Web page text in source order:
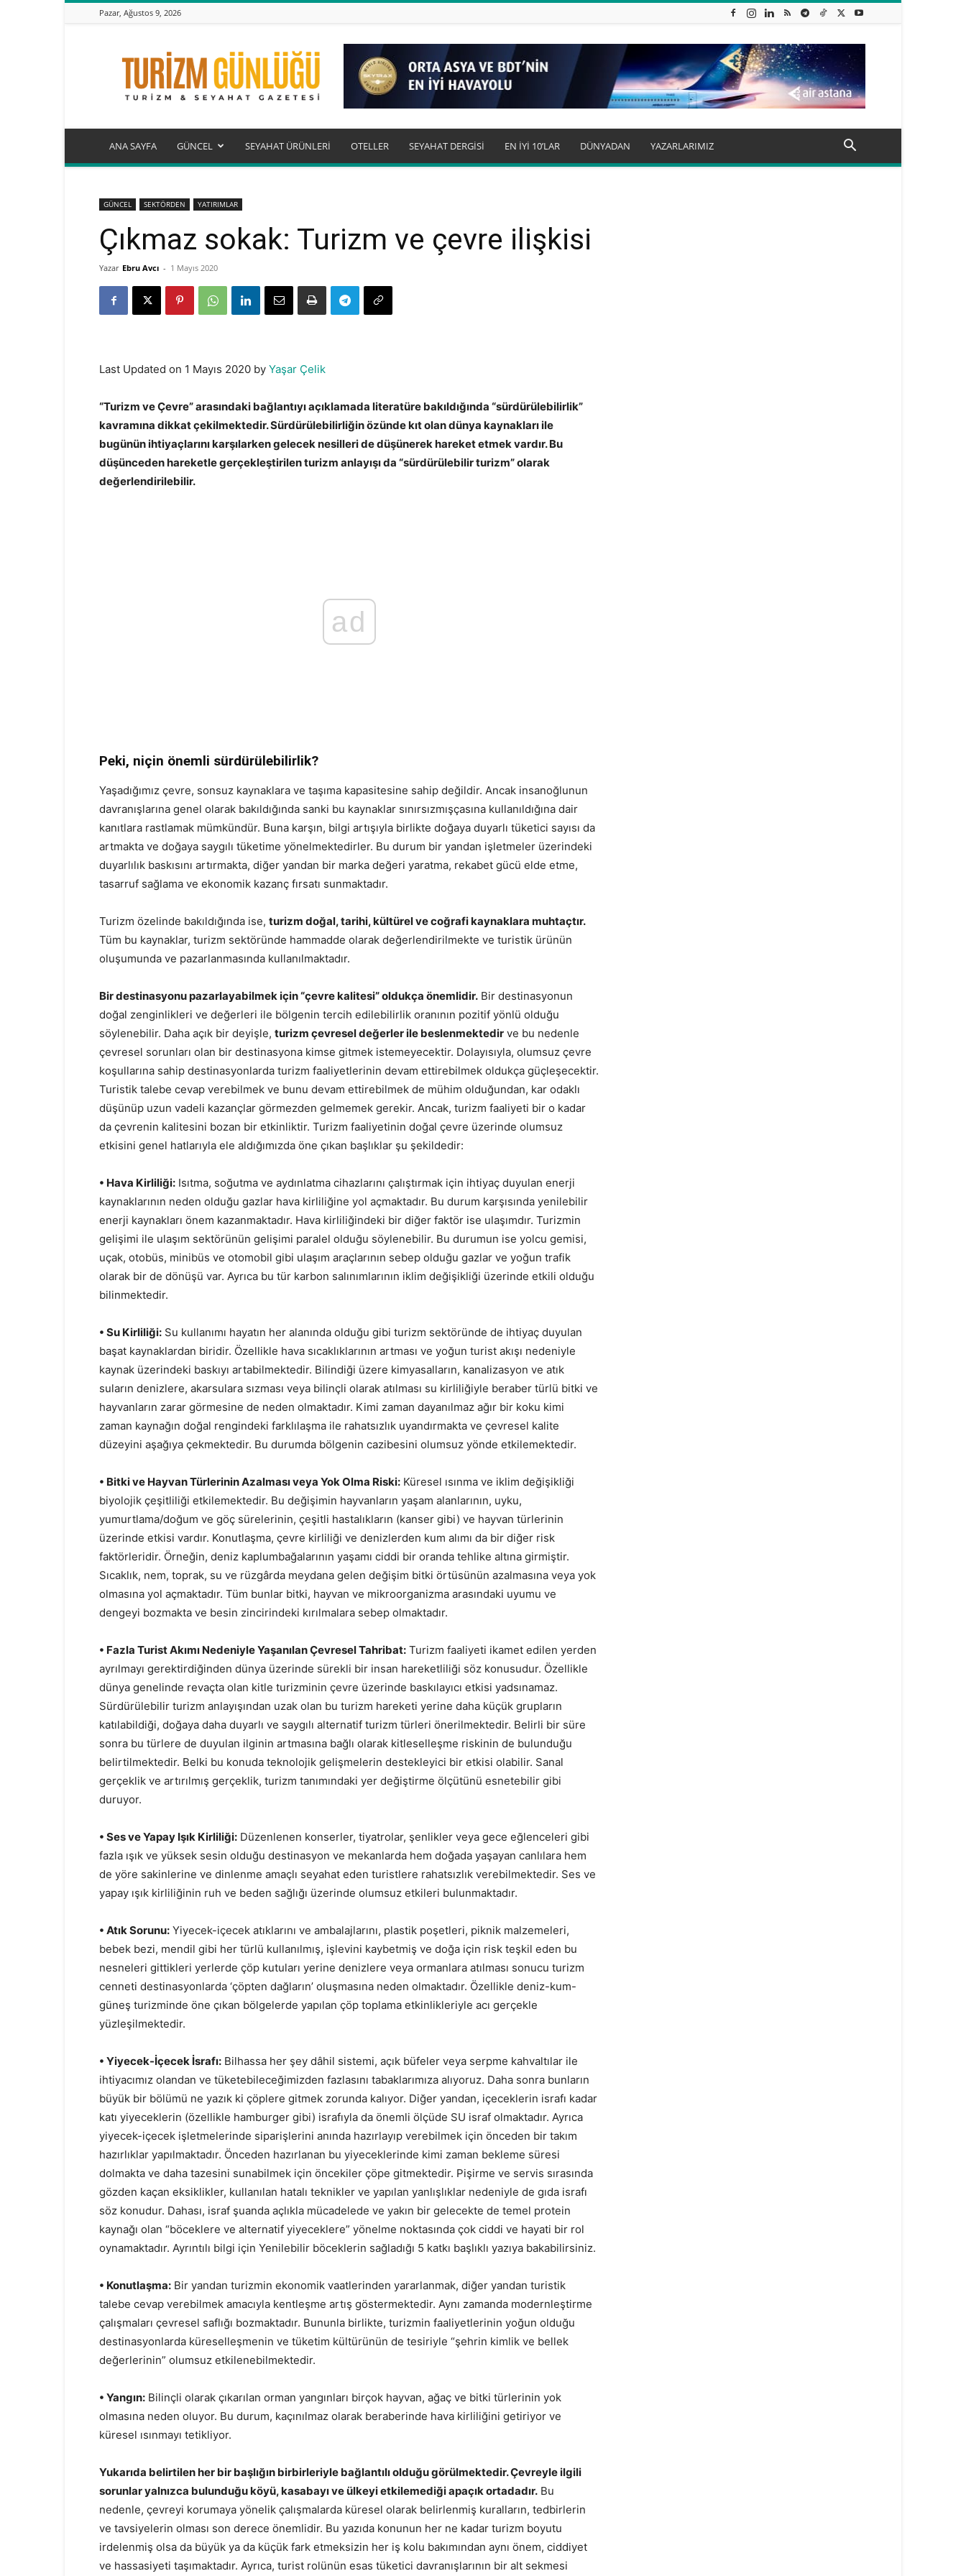
Pazar, Ağustos 9, 2026
Turizm
Günlüğü
ANA SAYFA GÜNCEL SEYAHAT ÜRÜNLERİ OTELLER SEYAHAT DERGİSİ EN İYİ 10’LAR DÜNYADAN YAZARLARIMIZ
GÜNCEL SEKTÖRDEN YATIRIMLAR
Çıkmaz sokak: Turizm ve çevre ilişkisi
Yazar Ebru Avcı - 1 Mayıs 2020
Last Updated on 1 Mayıs 2020 by Yaşar Çelik
“Turizm ve Çevre” arasındaki bağlantıyı açıklamada literatüre bakıldığında “sürdürülebilirlik”
kavramına dikkat çekilmektedir. Sürdürülebilirliğin özünde kıt olan dünya kaynakları ile
bugünün ihtiyaçlarını karşılarken gelecek nesilleri de düşünerek hareket etmek vardır. Bu
düşünceden hareketle gerçekleştirilen turizm anlayışı da “sürdürülebilir turizm” olarak
değerlendirilebilir.
ad
Peki, niçin önemli sürdürülebilirlik?
Yaşadığımız çevre, sonsuz kaynaklara ve taşıma kapasitesine sahip değildir. Ancak insanoğlunun
davranışlarına genel olarak bakıldığında sanki bu kaynaklar sınırsızmışçasına kullanıldığına dair
kanıtlara rastlamak mümkündür. Buna karşın, bilgi artışıyla birlikte doğaya duyarlı tüketici sayısı da
artmakta ve doğaya saygılı tüketime yönelmektedirler. Bu durum bir yandan işletmeler üzerindeki
duyarlılık baskısını artırmakta, diğer yandan bir marka değeri yaratma, rekabet gücü elde etme,
tasarruf sağlama ve ekonomik kazanç fırsatı sunmaktadır.
Turizm özelinde bakıldığında ise, turizm doğal, tarihi, kültürel ve coğrafi kaynaklara muhtaçtır.
Tüm bu kaynaklar, turizm sektöründe hammadde olarak değerlendirilmekte ve turistik ürünün
oluşumunda ve pazarlanmasında kullanılmaktadır.
Bir destinasyonu pazarlayabilmek için “çevre kalitesi” oldukça önemlidir. Bir destinasyonun
doğal zenginlikleri ve değerleri ile bölgenin tercih edilebilirlik oranının pozitif yönlü olduğu
söylenebilir. Daha açık bir deyişle, turizm çevresel değerler ile beslenmektedir ve bu nedenle
çevresel sorunları olan bir destinasyona kimse gitmek istemeyecektir. Dolayısıyla, olumsuz çevre
koşullarına sahip destinasyonlarda turizm faaliyetlerinin devam ettirebilmek oldukça güçleşecektir.
Turistik talebe cevap verebilmek ve bunu devam ettirebilmek de mühim olduğundan, kar odaklı
düşünüp uzun vadeli kazançlar görmezden gelmemek gerekir. Ancak, turizm faaliyeti bir o kadar
da çevrenin kalitesini bozan bir etkinliktir. Turizm faaliyetinin doğal çevre üzerinde olumsuz
etkisini genel hatlarıyla ele aldığımızda öne çıkan başlıklar şu şekildedir:
• Hava Kirliliği: Isıtma, soğutma ve aydınlatma cihazlarını çalıştırmak için ihtiyaç duyulan enerji
kaynaklarının neden olduğu gazlar hava kirliliğine yol açmaktadır. Bu durum karşısında yenilebilir
enerji kaynakları önem kazanmaktadır. Hava kirliliğindeki bir diğer faktör ise ulaşımdır. Turizmin
gelişimi ile ulaşım sektörünün gelişimi paralel olduğu söylenebilir. Bu durumun ise yolcu gemisi,
uçak, otobüs, minibüs ve otomobil gibi ulaşım araçlarının sebep olduğu gazlar ve yoğun trafik
olarak bir de dönüşü var. Ayrıca bu tür karbon salınımlarının iklim değişikliği üzerinde etkili olduğu
bilinmektedir.
• Su Kirliliği: Su kullanımı hayatın her alanında olduğu gibi turizm sektöründe de ihtiyaç duyulan
başat kaynaklardan biridir. Özellikle hava sıcaklıklarının artması ve yoğun turist akışı nedeniyle
kaynak üzerindeki baskıyı artabilmektedir. Bilindiği üzere kimyasalların, kanalizasyon ve atık
suların denizlere, akarsulara sızması veya bilinçli olarak atılması su kirliliğiyle beraber türlü bitki ve
hayvanların zarar görmesine de neden olmaktadır. Kimi zaman dayanılmaz ağır bir koku kimi
zaman kaynağın doğal rengindeki farklılaşma ile rahatsızlık uyandırmakta ve çevresel kalite
düzeyini aşağıya çekmektedir. Bu durumda bölgenin cazibesini olumsuz yönde etkilemektedir.
• Bitki ve Hayvan Türlerinin Azalması veya Yok Olma Riski: Küresel ısınma ve iklim değişikliği
biyolojik çeşitliliği etkilemektedir. Bu değişimin hayvanların yaşam alanlarının, uyku,
yumurtlama/doğum ve göç sürelerinin, çeşitli hastalıkların (kanser gibi) ve hayvan türlerinin
üzerinde etkisi vardır. Konutlaşma, çevre kirliliği ve denizlerden kum alımı da bir diğer risk
faktörleridir. Örneğin, deniz kaplumbağalarının yaşamı ciddi bir oranda tehlike altına girmiştir.
Sıcaklık, nem, toprak, su ve rüzgârda meydana gelen değişim bitki örtüsünün azalmasına veya yok
olmasına yol açmaktadır. Tüm bunlar bitki, hayvan ve mikroorganizma arasındaki uyumu ve
dengeyi bozmakta ve besin zincirindeki kırılmalara sebep olmaktadır.
• Fazla Turist Akımı Nedeniyle Yaşanılan Çevresel Tahribat: Turizm faaliyeti ikamet edilen yerden
ayrılmayı gerektirdiğinden dünya üzerinde sürekli bir insan hareketliliği söz konusudur. Özellikle
dünya genelinde revaçta olan kitle turizminin çevre üzerinde baskılayıcı etkisi yadsınamaz.
Sürdürülebilir turizm anlayışından uzak olan bu turizm hareketi yerine daha küçük grupların
katılabildiği, doğaya daha duyarlı ve saygılı alternatif turizm türleri önerilmektedir. Belirli bir süre
sonra bu türlere de duyulan ilginin artmasına bağlı olarak kitleselleşme riskinin de bulunduğu
belirtilmektedir. Belki bu konuda teknolojik gelişmelerin destekleyici bir etkisi olabilir. Sanal
gerçeklik ve artırılmış gerçeklik, turizm tanımındaki yer değiştirme ölçütünü esnetebilir gibi
duruyor.
• Ses ve Yapay Işık Kirliliği: Düzenlenen konserler, tiyatrolar, şenlikler veya gece eğlenceleri gibi
fazla ışık ve yüksek sesin olduğu destinasyon ve mekanlarda hem doğada yaşayan canlılara hem
de yöre sakinlerine ve dinlenme amaçlı seyahat eden turistlere rahatsızlık verebilmektedir. Ses ve
yapay ışık kirliliğinin ruh ve beden sağlığı üzerinde olumsuz etkileri bulunmaktadır.
• Atık Sorunu: Yiyecek-içecek atıklarını ve ambalajlarını, plastik poşetleri, piknik malzemeleri,
bebek bezi, mendil gibi her türlü kullanılmış, işlevini kaybetmiş ve doğa için risk teşkil eden bu
nesneleri gittikleri yerlerde çöp kutuları yerine denizlere veya ormanlara atılması sonucu turizm
cenneti destinasyonlarda ‘çöpten dağların’ oluşmasına neden olmaktadır. Özellikle deniz-kum-
güneş turizminde öne çıkan bölgelerde yapılan çöp toplama etkinlikleriyle acı gerçekle
yüzleşilmektedir.
• Yiyecek-İçecek İsrafı: Bilhassa her şey dâhil sistemi, açık büfeler veya serpme kahvaltılar ile
ihtiyacımız olandan ve tüketebileceğimizden fazlasını tabaklarımıza alıyoruz. Daha sonra bunların
büyük bir bölümü ne yazık ki çöplere gitmek zorunda kalıyor. Diğer yandan, içeceklerin israfı kadar
katı yiyeceklerin (özellikle hamburger gibi) israfıyla da önemli ölçüde SU israf olmaktadır. Ayrıca
yiyecek-içecek işletmelerinde siparişlerini anında hazırlayıp verebilmek için önceden bir takım
hazırlıklar yapılmaktadır. Önceden hazırlanan bu yiyeceklerinde kimi zaman bekleme süresi
dolmakta ve daha tazesini sunabilmek için öncekiler çöpe gitmektedir. Pişirme ve servis sırasında
gözden kaçan eksiklikler, kullanılan hatalı teknikler ve yapılan yanlışlıklar nedeniyle de gıda israfı
söz konudur. Dahası, israf şuanda açlıkla mücadelede ve yakın bir gelecekte de temel protein
kaynağı olan “böceklere ve alternatif yiyeceklere” yönelme noktasında çok ciddi ve hayati bir rol
oynamaktadır. Ayrıntılı bilgi için Yenilebilir böceklerin sağladığı 5 katkı başlıklı yazıya bakabilirsiniz.
• Konutlaşma: Bir yandan turizmin ekonomik vaatlerinden yararlanmak, diğer yandan turistik
talebe cevap verebilmek amacıyla kentleşme artış göstermektedir. Aynı zamanda modernleştirme
çalışmaları çevresel saflığı bozmaktadır. Bununla birlikte, turizmin faaliyetlerinin yoğun olduğu
destinasyonlarda küreselleşmenin ve tüketim kültürünün de tesiriyle “şehrin kimlik ve bellek
değerlerinin” olumsuz etkilenebilmektedir.
• Yangın: Bilinçli olarak çıkarılan orman yangınları birçok hayvan, ağaç ve bitki türlerinin yok
olmasına neden oluyor. Bu durum, kaçınılmaz olarak beraberinde hava kirliliğini getiriyor ve
küresel ısınmayı tetikliyor.
Yukarıda belirtilen her bir başlığın birbirleriyle bağlantılı olduğu görülmektedir. Çevreyle ilgili
sorunlar yalnızca bulunduğu köyü, kasabayı ve ülkeyi etkilemediği apaçık ortadadır. Bu
nedenle, çevreyi korumaya yönelik çalışmalarda küresel olarak belirlenmiş kuralların, tedbirlerin
ve tavsiyelerin olması son derece önemlidir. Bu yazıda konunun her ne kadar turizm boyutu
irdelenmiş olsa da büyük ya da küçük fark etmeksizin her iş kolu bakımından aynı önem, ciddiyet
ve hassasiyeti taşımaktadır. Ayrıca, turist rolünün esas tüketici davranışlarının bir alt sekmesi